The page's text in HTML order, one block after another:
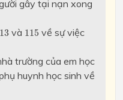
gây tại nạn xong
và 115
115về sự việc
trường của em học
huynh học sinh về